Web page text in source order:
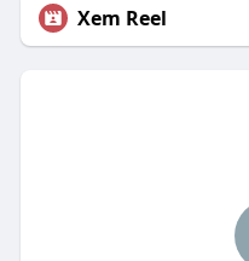
Xem Reel